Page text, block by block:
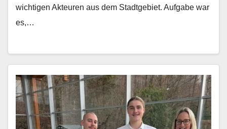
wichtigen Akteuren aus dem Stadtgebiet. Aufgabe war
es,…